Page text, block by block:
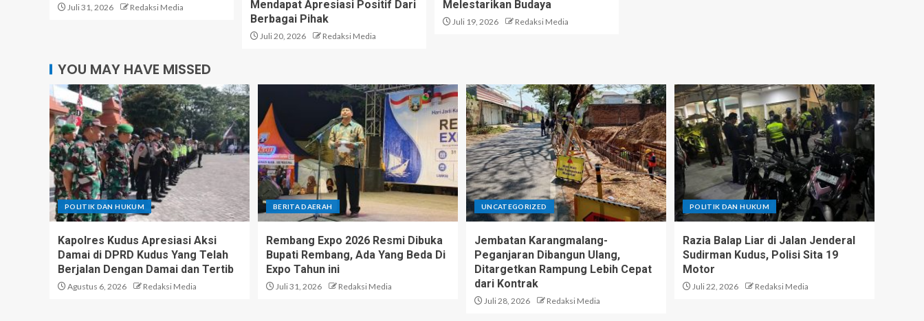
Juli 31, 2026 Redaksi Media
Mendapat Apresiasi Positif Dari
Berbagai Pihak
Juli 20, 2026 Redaksi Media
Melestarikan Budaya
Juli 19, 2026 Redaksi Media
YOU MAY HAVE MISSED
POLITIK DAN HUKUM
Kapolres Kudus Apresiasi Aksi
Damai di DPRD Kudus Yang Telah
Berjalan Dengan Damai dan Tertib
Agustus 6, 2026 Redaksi Media
BERITA DAERAH
Rembang Expo 2026 Resmi Dibuka
Bupati Rembang, Ada Yang Beda Di
Expo Tahun ini
Juli 31, 2026 Redaksi Media
UNCATEGORIZED
Jembatan Karangmalang-
Peganjaran Dibangun Ulang,
Ditargetkan Rampung Lebih Cepat
dari Kontrak
Juli 28, 2026 Redaksi Media
POLITIK DAN HUKUM
Razia Balap Liar di Jalan Jenderal
Sudirman Kudus, Polisi Sita 19
Motor
Juli 22, 2026 Redaksi Media